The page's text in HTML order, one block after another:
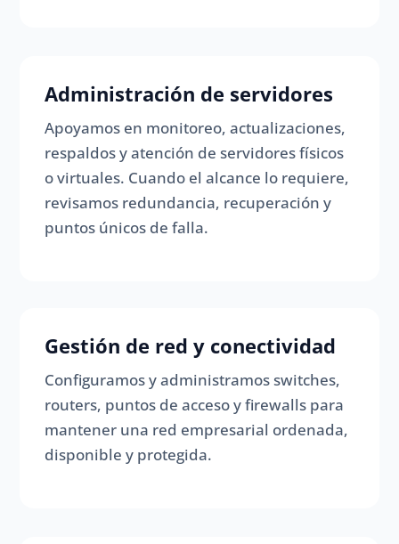
Administración de servidores
Apoyamos en monitoreo, actualizaciones,
respaldos y atención de servidores físicos
o virtuales. Cuando el alcance lo requiere,
revisamos redundancia, recuperación y
puntos únicos de falla.
Gestión de red y conectividad
Configuramos y administramos switches,
routers, puntos de acceso y firewalls para
mantener una red empresarial ordenada,
disponible y protegida.